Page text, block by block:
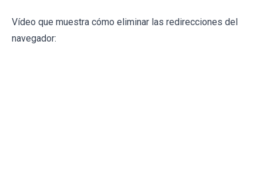
Vídeo que muestra cómo eliminar las redirecciones del
navegador: